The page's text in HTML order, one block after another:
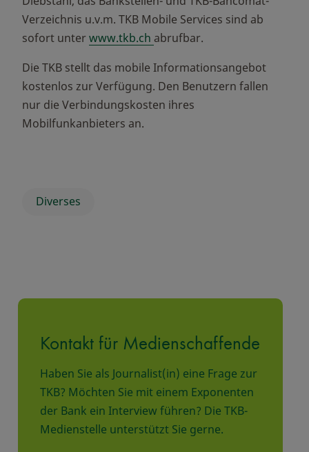
Verzeichnis u.v.m. TKB Mobile Services sind ab
sofort unterwww.tkb.ch abrufbar.
Die TKB stellt das mobile Informationsangebot
kostenlos zur Verfügung. Den Benutzern fallen
nur die Verbindungskosten ihres
Mobilfunkanbieters an.
Diverses
Kontakt für Medienschaffende
Haben Sie als Journalist(in) eine Frage zur
TKB? Möchten Sie mit einem Exponenten
der Bank ein Interview führen? Die TKB-
Medienstelle unterstützt Sie gerne.